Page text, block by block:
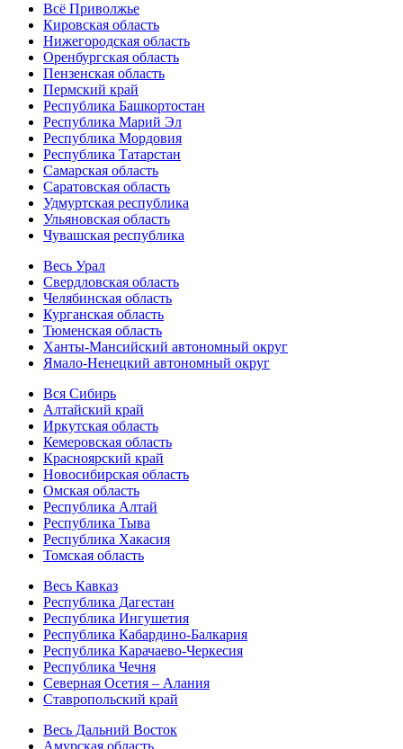
Всё Приволжье
Кировская область
Нижегородская область
Оренбургская область
Пензенская область
Пермский край
Республика Башкортостан
Республика Марий Эл
Республика Мордовия
Республика Татарстан
Самарская область
Саратовская область
Удмуртская республика
Ульяновская область
Чувашская республика
Весь Урал
Свердловская область
Челябинская область
Курганская область
Тюменская область
Ханты-Мансийский автономный округ
Ямало-Ненецкий автономный округ
Вся Сибирь
Алтайский край
Иркутская область
Кемеровская область
Красноярский край
Новосибирская область
Омская область
Республика Алтай
Республика Тыва
Республика Хакасия
Томская область
Весь Кавказ
Республика Дагестан
Республика Ингушетия
Республика Кабардино-Балкария
Республика Карачаево-Черкесия
Республика Чечня
Северная Осетия – Алания
Ставропольский край
Весь Дальний Восток
Амурская область